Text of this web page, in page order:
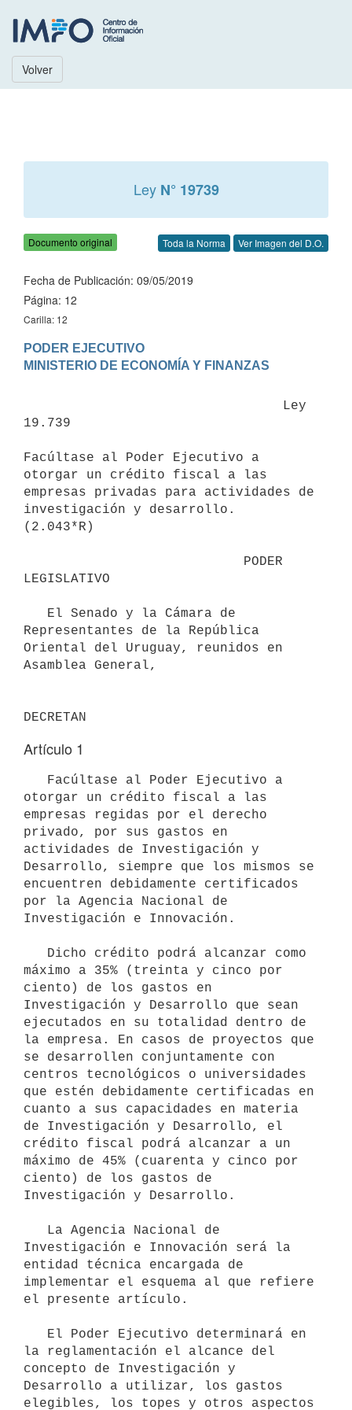
Volver
Ley N° 19739
Documento original Toda la Norma Ver Imagen del D.O.
Fecha de Publicación: 09/05/2019
Página: 12
Carilla: 12
PODER EJECUTIVO
19.739
Facúltase al Poder Ejecutivo a
otorgar un crédito fiscal a las
empresas privadas para actividades de
investigación y desarrollo.
(2.043*R)
LEGISLATIVO
Representantes de la República
Oriental del Uruguay, reunidos en
Asamblea General,
Artículo 1
otorgar un crédito fiscal a las
empresas regidas por el derecho
privado, por sus gastos en
actividades de Investigación y
Desarrollo, siempre que los mismos se
encuentren debidamente certificados
por la Agencia Nacional de
Investigación e Innovación.
máximo a 35% (treinta y cinco por
ciento) de los gastos en
Investigación y Desarrollo que sean
ejecutados en su totalidad dentro de
la empresa. En casos de proyectos que
se desarrollen conjuntamente con
centros tecnológicos o universidades
que estén debidamente certificadas en
cuanto a sus capacidades en materia
de Investigación y Desarrollo, el
crédito fiscal podrá alcanzar a un
máximo de 45% (cuarenta y cinco por
ciento) de los gastos de
Investigación y Desarrollo.
Investigación e Innovación será la
entidad técnica encargada de
implementar el esquema al que refiere
el presente artículo.
la reglamentación el alcance del
concepto de Investigación y
Desarrollo a utilizar, los gastos
elegibles, los topes y otros aspectos